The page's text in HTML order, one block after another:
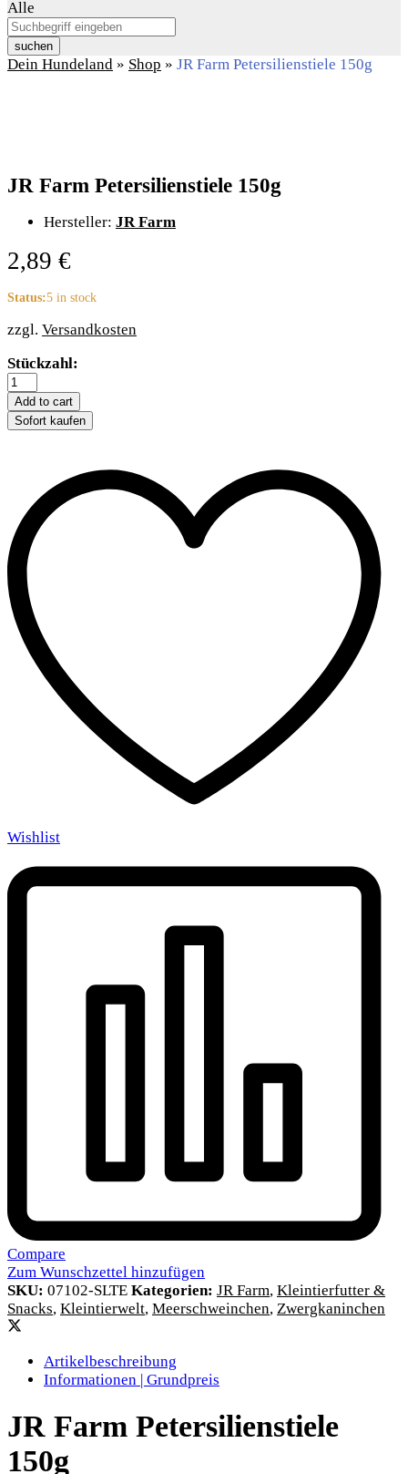
Alle
suchen
Dein Hundeland » Shop » JR Farm Petersilienstiele 150g
JR Farm Petersilienstiele 150g
Hersteller: JR Farm
2,89 €
Status:5 in stock
zzgl. Versandkosten
JR
Farm
Petersilienstiele
150g
quantity
Stückzahl:
Add to cart
Sofort kaufen
Wishlist
Compare
Zum Wunschzettel hinzufügen
SKU: 07102-SLTE Kategorien: JR Farm, Kleintierfutter &
Snacks, Kleintierwelt, Meerschweinchen, Zwergkaninchen
Artikelbeschreibung
Informationen | Grundpreis
JR Farm Petersilienstiele
150g